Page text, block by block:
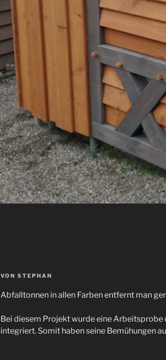
VERÖFFENTLICHT
VON STEPHAN
Abfalltonnen in allen Farben entfernt man
Bei diesem Projekt wurde eine
integriert. Somit haben seine Bemühungen